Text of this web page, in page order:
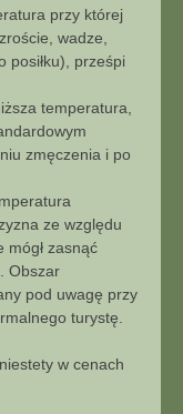
przy której
wadze,
posiłku), prześpi
temperatura,
zmęczenia i po
ze względu
mógł zasnąć
Obszar
pod uwagę przy
turystę.
w cenach